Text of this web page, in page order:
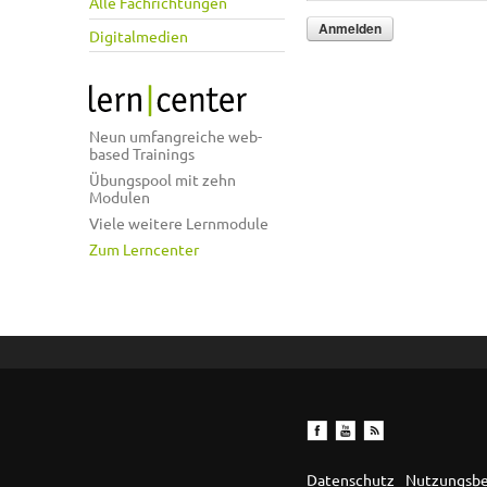
Digitalmedien
Neun umfangreiche web-
based Trainings
Übungspool mit zehn
Modulen
Viele weitere Lernmodule
Zum Lerncenter
Datenschutz